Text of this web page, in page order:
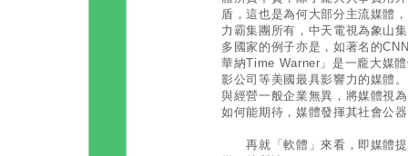
盾，這也是為何大部分主流媒體
力霸集團所有，中天電視為象山
多國家的例子亦是，如著名的
華納Time Warner」是一龐大媒
影公司等美國最具影響力的媒體
與經營一般企業無異，將媒體視
如何能期待，媒體發揮其社會公
再就「軟體」來看，即媒體提